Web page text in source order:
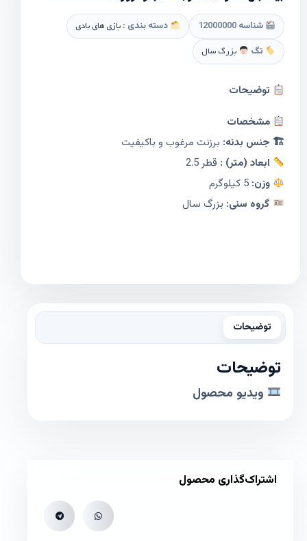
شناسه 12000000 دسته بندی : بازی های بادی
تگ
بزرگ سال
توضیحات
مشخصات
🏗 جنس بدنه: برزنت مرغوب و باکیفیت
ابعاد (متر) : قطر 2.5
وزن: 5 کیلوگرم
گروه سنی: بزرگ سال
توضیحات
توضیحات
ویدیو محصول
اشتراک‌گذاری محصول